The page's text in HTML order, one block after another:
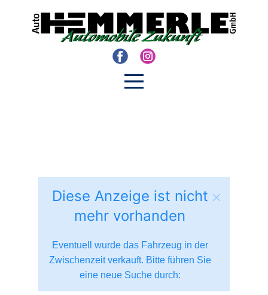
Diese Anzeige ist nicht
mehr vorhanden
Eventuell wurde das Fahrzeug in der
Zwischenzeit verkauft. Bitte führen Sie
eine neue Suche durch: